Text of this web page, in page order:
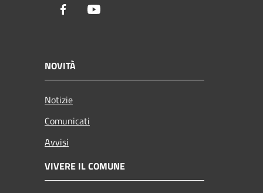
Facebook
NOVITÀ
Notizie
Comunicati
Avvisi
VIVERE IL COMUNE